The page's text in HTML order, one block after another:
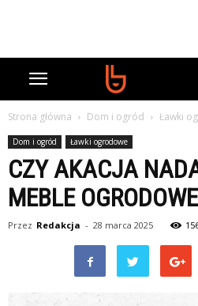
Strona główna Dom i ogród Ławki
Dom i ogród Ławki ogrodowe
CZY AKACJA
MEBLE
Przez Redakcja - 28 marca 2025